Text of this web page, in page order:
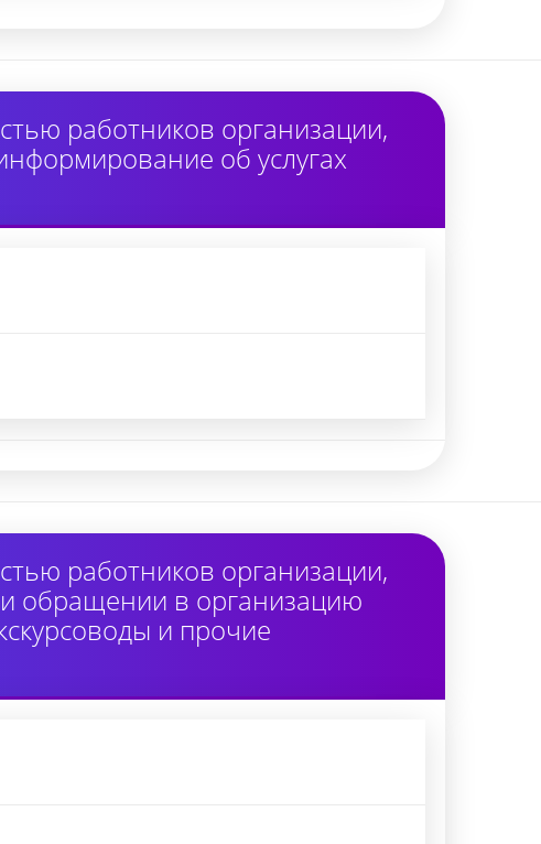
работников организации,
об услугах
работников организации,
обращении в организацию
и прочие